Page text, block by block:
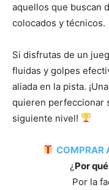
aquellos que buscan
colocados y técnicos.
Si disfrutas de un
fluidas y golpes
aliada en la pista.
quieren perfeccionar
siguiente nivel!
COMPRAR
¿ Por
Por la